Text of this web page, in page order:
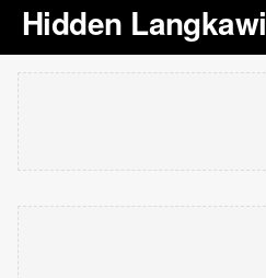
Hidden Langkawi